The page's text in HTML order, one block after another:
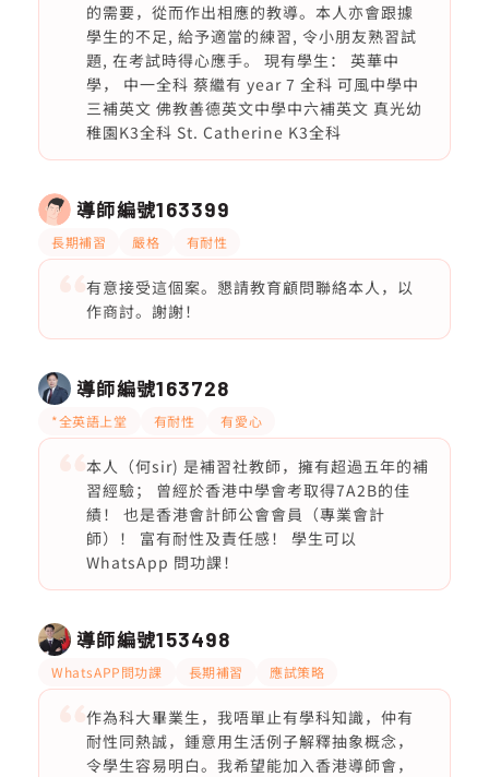
的需要，從而作出相應的教導。本人亦會跟據
學生的不足, 給予適當的練習, 令小朋友熟習試
題, 在考試時得心應手。 現有學生： 英華中
學， 中一全科 蔡繼有 year 7 全科 可風中學中
三補英文 佛教善德英文中學中六補英文 真光幼
稚園K3全科 St. Catherine K3全科
導師編號163399
長期補習 嚴格 有耐性
有意接受這個案。懇請教育顧問聯絡本人，以
作商討。謝謝！
導師編號163728
*全英語上堂 有耐性 有愛心
本人（何sir) 是補習社教師，擁有超過五年的補
習經驗； 曾經於香港中學會考取得7A2B的佳
績！ 也是香港會計師公會會員（專業會計
師）！ 富有耐性及責任感！ 學生可以
WhatsApp 問功課！
導師編號153498
WhatsAPP問功課 長期補習 應試策略
作為科大畢業生，我唔單止有學科知識，仲有
耐性同熱誠，鍾意用生活例子解釋抽象概念，
令學生容易明白。我希望能加入香港導師會，